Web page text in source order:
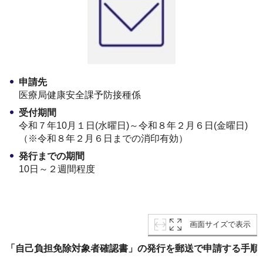
申請先
医療局健康安全課予防接種係
受付期間
令和７年10月１日(水曜日)～令和８年２月６日(金曜日)
（※令和８年２月６日までの消印有効）
発行までの期間
10日～２週間程度
画面サイズで表示
「自己負担免除対象者確認書」の発行を郵送で申請する手順